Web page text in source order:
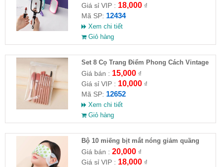
Giá sỉ VIP : 18,000₫
Mã SP: 12434
Xem chi tiết
Giỏ hàng
Set 8 Cọ Trang Điểm Phong Cách Vintage
Giá bán : 15,000₫
Giá sỉ VIP : 10,000₫
Mã SP: 12652
Xem chi tiết
Giỏ hàng
Bộ 10 miếng bịt mắt nóng giảm quầng
thâm mắt
Giá bán : 20,000₫
Giá sỉ VIP : 18,000₫